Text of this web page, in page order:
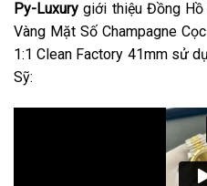
Py-Luxury giới thiệu Đồng
Vàng Mặt Số Champagne
1:1 Clean Factory 41mm sử
Sỹ: